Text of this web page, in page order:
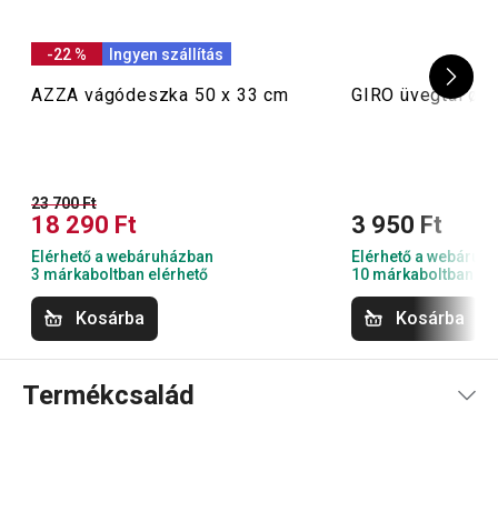
-22 % Ingyen szállítás
AZZA vágódeszka 50 x 33 cm
23 700 Ft
18 290 Ft
Elérhető a webáruházban
3 márkaboltban elérhető
Kosárba
GIRO üvegtál ø
3 950 Ft
Elérhető a
10 márkaboltban
Kosárba
Termékcsalád